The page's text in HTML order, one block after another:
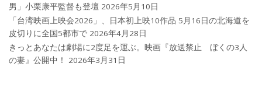
男」小栗康平監督も登壇 2026年5月10日
「台湾映画上映会2026」、日本初上映10作品 5月16日の北海道を
皮切りに全国5都市で 2026年4月28日
きっとあなたは劇場に2度足を運ぶ。映画『放送禁止 ぼくの3人
の妻』公開中！
2026年3月31日